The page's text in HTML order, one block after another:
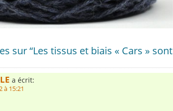
sur “Les tissus et biais « Cars » sont
a écrit:
à 15:21